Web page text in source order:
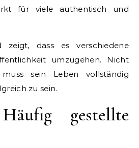
für viele authentisch und
zeigt, dass es verschiedene
umzugehen. Nicht
sein Leben vollständig
zu sein.
gestellte